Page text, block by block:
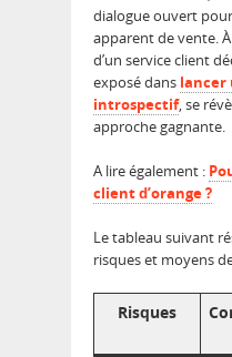
dialogue ouvert
apparent de vente.
d’un service client
exposé dans lancer
introspectif, se
approche gagnante.
A lire également :
client d’orange ?
Le tableau suivant
risques et moyens
Risques